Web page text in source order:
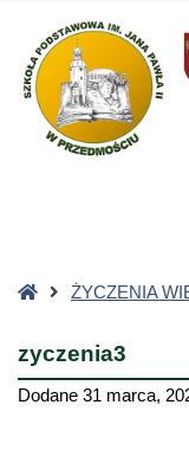
Szkoła
Podstawowa
StronaŻYCZENIA
zyczenia3
Dodane 31 marca,